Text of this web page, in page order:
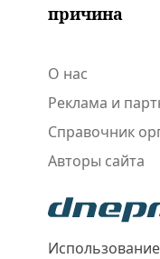
причина
О нас
Реклама и
Справочник
Авторы сайта